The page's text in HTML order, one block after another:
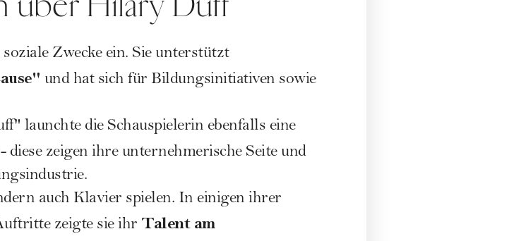
Zwecke ein. Sie unterstützt
und hat sich für Bildungsinitiativen sowie
launchte die Schauspielerin ebenfalls eine
diese zeigen ihre unternehmerische Seite und
auch Klavier spielen. In einigen ihrer
zeigte sie ihr Talent am